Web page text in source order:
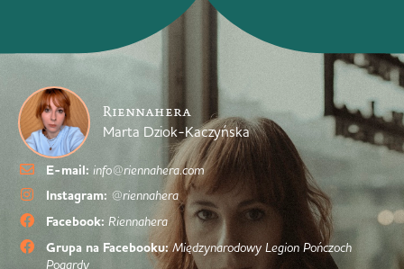
Riennahera
Marta Dziok-Kaczyńska
E-mail: info@riennahera.com
Instagram: @riennahera
Facebook: Riennahera
Grupa na Facebooku: Międzynarodowy Legion Pończoch
Pogardy